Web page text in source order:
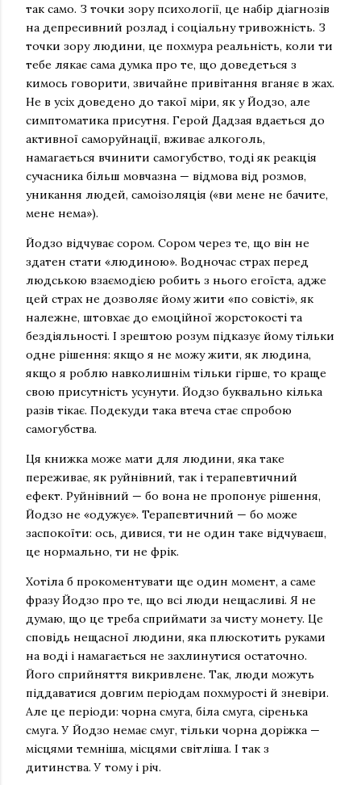
так само. З точки зору психології, це набір діагнозів
на депресивний розлад і соціальну тривожність. З
точки зору людини, це похмура реальність, коли ти
тебе лякає сама думка про те, що доведеться з
кимось говорити, звичайне привітання вганяє в жах.
Не в усіх доведено до такої міри, як у Йодзо, але
симптоматика присутня. Герой Дадзая вдається до
активної саморуйнації, вживає алкоголь,
намагається вчинити самогубство, тоді як реакція
сучасника більш мовчазна — відмова від розмов,
уникання людей, самоізоляція («ви мене не бачите,
мене нема»).
Йодзо відчуває сором. Сором через те, що він не
здатен стати «людиною». Водночас страх перед
людською взаємодією робить з нього егоїста, адже
цей страх не дозволяє йому жити «по совісті», як
належне, штовхає до емоційної жорстокості та
бездіяльності. І зрештою розум підказує йому тільки
одне рішення: якщо я не можу жити, як людина,
якщо я роблю навколишнім тільки гірше, то краще
свою присутність усунути. Йодзо буквально кілька
разів тікає. Подекуди така втеча стає спробою
самогубства.
Ця книжка може мати для людини, яка таке
переживає, як руйнівний, так і терапевтичний
ефект. Руйнівний — бо вона не пропонує рішення,
Йодзо не «одужує». Терапевтичний — бо може
заспокоїти: ось, дивися, ти не один таке відчуваєш,
це нормально, ти не фрік.
Хотіла б прокоментувати ще один момент, а саме
фразу Йодзо про те, що всі люди нещасливі. Я не
думаю, що це треба сприймати за чисту монету. Це
сповідь нещасної людини, яка плюскотить руками
на воді і намагається не захлинутися остаточно.
Його сприйняття викривлене. Так, люди можуть
піддаватися довгим періодам похмурості й зневіри.
Але це періоди: чорна смуга, біла смуга, сіренька
смуга. У Йодзо немає смуг, тільки чорна доріжка —
місцями темніша, місцями світліша. І так з
дитинства. У тому і річ.